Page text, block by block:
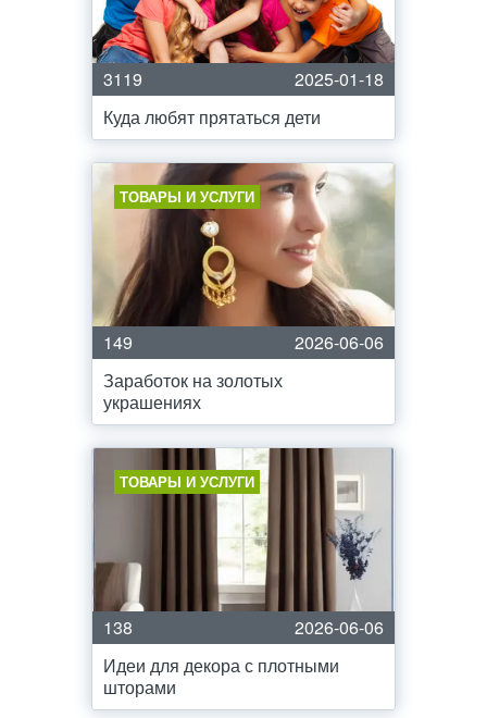
3119
2025-01-18
Куда любят прятаться дети
ТОВАРЫ И УСЛУГИ
149
2026-06-06
Заработок на золотых
украшениях
ТОВАРЫ И УСЛУГИ
138
2026-06-06
Идеи для декора с плотными
шторами